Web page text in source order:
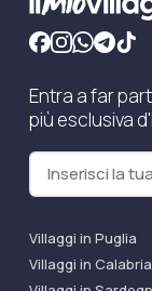
Entra a far
più esclusiva
Villaggi in Puglia
Villaggi in Calabria